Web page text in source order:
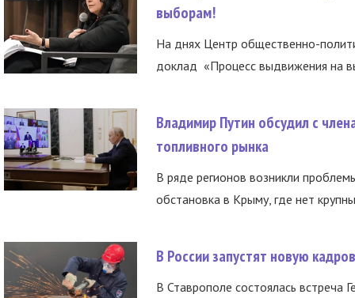
выборам!
На днях Центр общественно-
доклад «Процесс выдвижения на
Владимир Путин обсудил с
топливного рынка
В ряде регионов возникли
обстановка в Крыму, где нет
В России запустят новую
В Ставрополе состоялась встреча